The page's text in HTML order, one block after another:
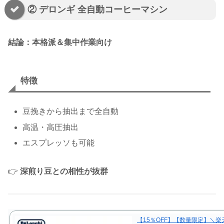
② デロンギ 全自動コーヒーマシン
結論：本格派＆集中作業向け
特徴
豆挽きから抽出まで全自動
高温・高圧抽出
エスプレッソも可能
👉 深煎り豆との相性が抜群
【15％OFF】【数量限定】＼